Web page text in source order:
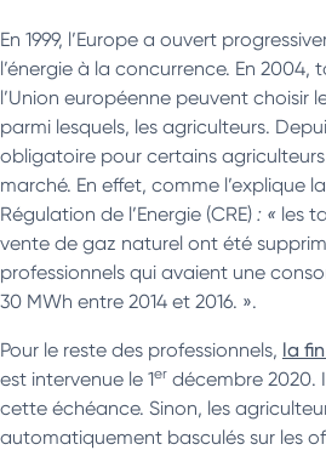
En 1999, l’Europe a ouvert
l’énergie à la concurrence. En 2004,
l’Union européenne peuvent choisir
parmi lesquels, les agriculteurs.
obligatoire pour certains
marché. En effet, comme l’explique
Régulation de l’Energie (CRE) : « les
vente de gaz naturel ont été
professionnels qui avaient une
30 MWh entre 2014 et 2016. ».
Pour le reste des professionnels, la
est intervenue le 1er décembre 2020.
cette échéance. Sinon, les
automatiquement basculés sur les